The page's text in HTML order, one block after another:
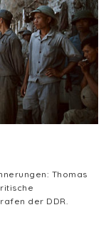
Thomas
der DDR.